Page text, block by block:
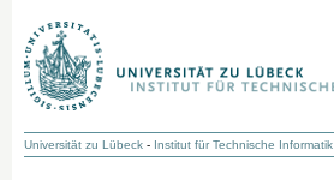
Universität zu Lübeck - Institut für Technische Informatik